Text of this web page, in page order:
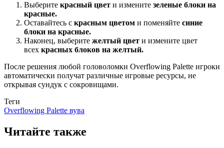
Выберите красный цвет и измените зеленые блоки на
красные.
Оставайтесь с красным цветом и поменяйте синие
блоки на красные.
Наконец, выберите желтый цвет и измените цвет
всех красных блоков на желтый.
После решения любой головоломки Overflowing Palette игроки
автоматически получат различные игровые ресурсы, не
открывая сундук с сокровищами.
Теги
Overflowing Palette вува
Читайте также